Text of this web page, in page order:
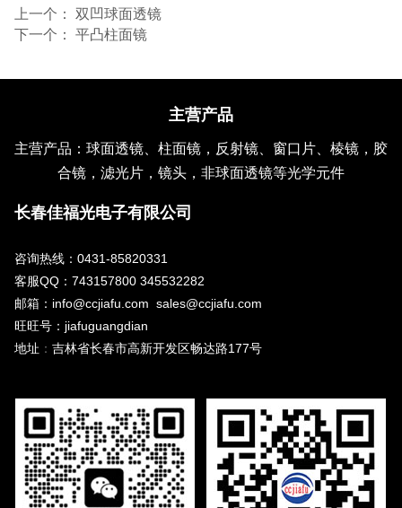
上一个： 双凹球面透镜
下一个： 平凸柱面镜
主营产品
主营产品：球面透镜、柱面镜，反射镜、窗口片、棱镜，胶
合镜，滤光片，镜头，非球面透镜等光学元件
长春佳福光电子有限公司
咨询热线：0431-85820331
客服QQ：743157800 345532282
邮箱：info@ccjiafu.com sales@ccjiafu.com
旺旺号：jiafuguangdian
地址 ： 吉林省长春市高新开发区畅达路177号